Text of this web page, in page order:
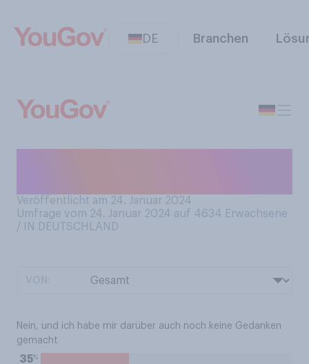
DE Branchen
Veröffentlicht am 24. Januar 2024
Umfrage vom 24. Januar 2024 auf 4634 Erwachsene
/ IN DEUTSCHLAND
Nein, und ich habe mir darüber auch noch keine Gedanken
gemacht
35%